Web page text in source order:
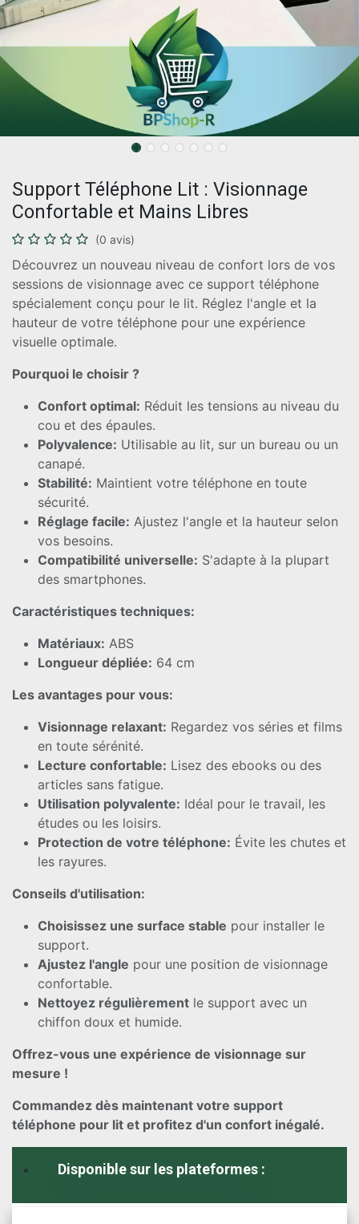
Support Téléphone Lit : Visionnage
Confortable et Mains Libres
(0 avis)
Découvrez un nouveau niveau de confort lors de vos
sessions de visionnage avec ce support téléphone
spécialement conçu pour le lit. Réglez l'angle et la
hauteur de votre téléphone pour une expérience
visuelle optimale.
Pourquoi le choisir ?
Confort optimal: Réduit les tensions au niveau du
cou et des épaules.
Polyvalence: Utilisable au lit, sur un bureau ou un
canapé.
Stabilité: Maintient votre téléphone en toute
sécurité.
Réglage facile: Ajustez l'angle et la hauteur selon
vos besoins.
Compatibilité universelle: S'adapte à la plupart
des smartphones.
Caractéristiques techniques:
Matériaux: ABS
Longueur dépliée: 64 cm
Les avantages pour vous:
Visionnage relaxant: Regardez vos séries et films
en toute sérénité.
Lecture confortable: Lisez des ebooks ou des
articles sans fatigue.
Utilisation polyvalente: Idéal pour le travail, les
études ou les loisirs.
Protection de votre téléphone: Évite les chutes et
les rayures.
Conseils d'utilisation:
Choisissez une surface stable pour installer le
support.
Ajustez l'angle pour une position de visionnage
confortable.
Nettoyez régulièrement le support avec un
chiffon doux et humide.
Offrez-vous une expérience de visionnage sur
mesure !
Commandez dès maintenant votre support
téléphone pour lit et profitez d'un confort inégalé.
Disponible sur les plateformes :